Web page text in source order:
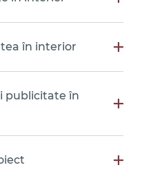
în interior
publicitate în